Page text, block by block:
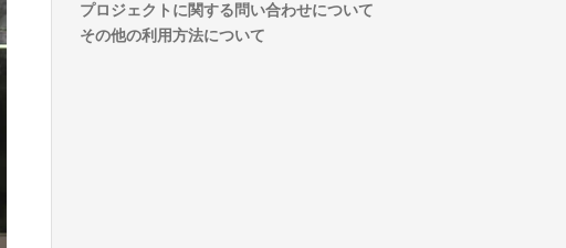
プロジェクトに関する問い合わせについて
その他の利用方法について